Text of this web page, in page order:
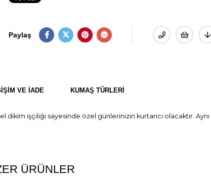
Paylaş
VE İADE KUMAŞ TÜRLERI
işçiliği sayesinde özel günlerinizin kurtarıcı olacaktır.
ÜRÜNLER